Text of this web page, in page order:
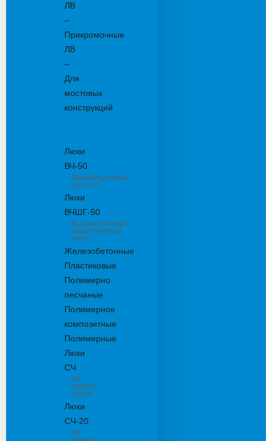
ЛВ
–
Прикромочные
ЛВ
–
Для
мостовых
конструкций
Люки
ВЧ-50
Высокопрочный
чугун 50
Люки
ВЧШГ-50
Высокопрочный
сверхтяжелый
чугун
Железобетонные
Пластиковые
Полимерно
песчаные
Полимерное
композитные
Полимерные
Люки
СЧ
Из
серого
чугуна
Люки
СЧ-20
Из